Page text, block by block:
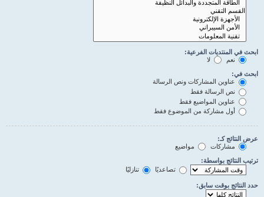
ابحث في المنتديات الفرعية:
نعم
لا
ابحث في:
عناوين المشاركات ونص الرسالة
نص الرسالة فقط
عناوين المواضيع فقط
أول مشاركة من الموضوع فقط
عرض النتائج كـ:
مشاركات
مواضيع
ترتيب النتائج بواسطة:
تصاعديًا
تنازليًا
حدد النتائج بوقت سابق: